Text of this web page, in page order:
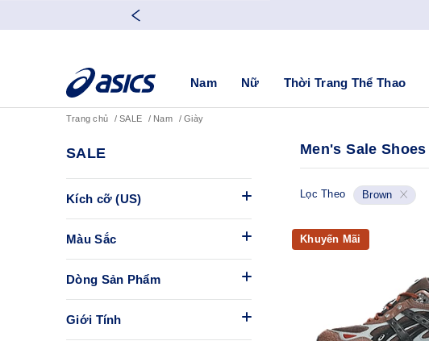
Nam Nữ Thời Trang Thể Thao
Trang chủ SALE Nam Giày
SALE
Kích cỡ (US)
Màu Sắc
Dòng Sản Phẩm
Giới Tính
Men's Sale Shoes
Lọc Theo Brown
Khuyến Mãi